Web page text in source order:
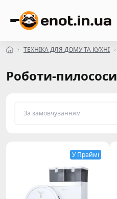
ТЕХНІКА ДЛЯ ДОМУ ТА КУХНІ
Роботи-пилососи
У Праймі